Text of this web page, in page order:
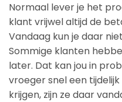
Normaal lever je het
klant vrijwel altijd de
Vandaag kun je daar
Sommige klanten
later. Dat kan jou in
vroeger snel een
krijgen, zijn ze daar